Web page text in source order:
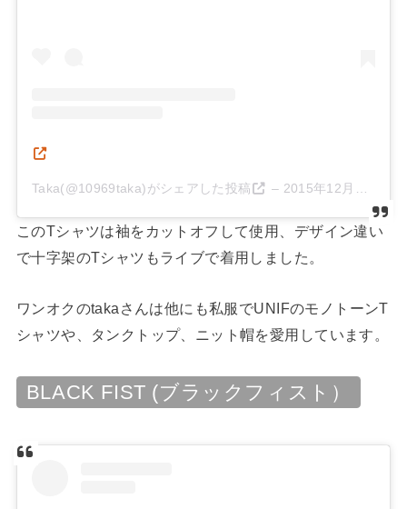
Taka(@10969taka)がシェアした投稿 – 2015年12月月9日午後3時42分PST
このTシャツは袖をカットオフして使用、デザイン違い
で十字架のTシャツもライブで着用しました。
ワンオクのtakaさんは他にも私服でUNIFのモノトーンT
シャツや、タンクトップ、ニット帽を愛用しています。
BLACK FIST (ブラックフィスト）